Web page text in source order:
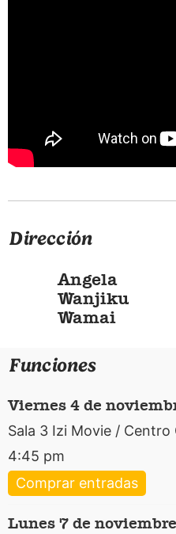
Dirección
Angela
Wanjiku
Wamai
Funciones
viernes 4 de
Sala 3 Izi Movie / Centro
4:45 pm
Comprar entradas
lunes 7 de noviembre